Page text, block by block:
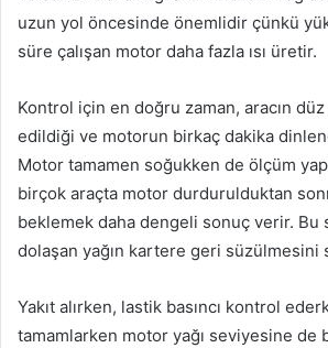
uzun yol öncesinde önemlidir çünkü
süre çalışan motor daha fazla ısı üretir.
Kontrol için en doğru zaman, aracın
edildiği ve motorun birkaç dakika
Motor tamamen soğukken de ölçüm
birçok araçta motor durdurulduktan
beklemek daha dengeli sonuç verir. Bu
dolaşan yağın kartere geri süzülmesini
Yakıt alırken, lastik basıncı kontrol
tamamlarken motor yağı seviyesine de